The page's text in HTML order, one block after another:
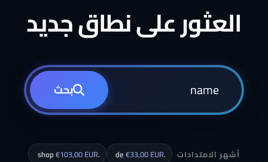
العثور على نطاق جديد
بحث
أشهر الامتدادات .de
€33,00 EUR
.shop
€103,00 EUR